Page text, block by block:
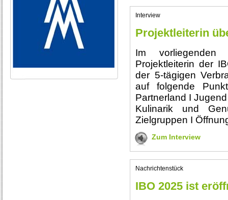
Interview
Projektleiterin
Im
Projektleiterin der
der 5-tägigen
auf folgende
Partnerland I
Kulinarik und
Zielgruppen I
Zum Interview
Nachrichtenstück
IBO 2025 ist